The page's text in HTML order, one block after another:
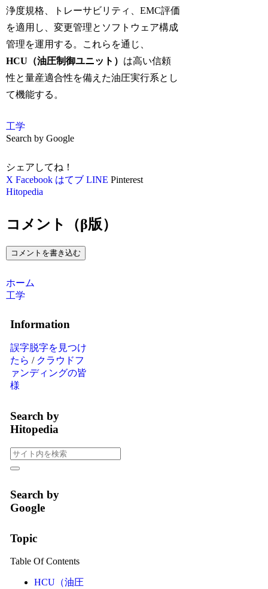
浄度規格、トレーサビリティ、EMC評価
を適用し、変更管理とソフトウェア構成
管理を運用する。これらを通じ、
HCU（油圧制御ユニット） は高い信頼
性と量産適合性を備えた油圧実行系とし
て機能する。
工学
Search by Google
シェアしてね！
X Facebook はてブ LINE Pinterest
Hitopedia
コメント（β版）
コメントを書き込む
ホーム
工学
Information
誤字脱字を見つけ
たら / クラウドフ
ァンディングの皆
様
Search by
Hitopedia
Search by
Google
Topic
Table Of Contents
HCU（油圧